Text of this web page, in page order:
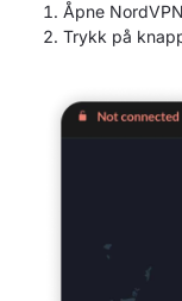
Åpne
Trykk på